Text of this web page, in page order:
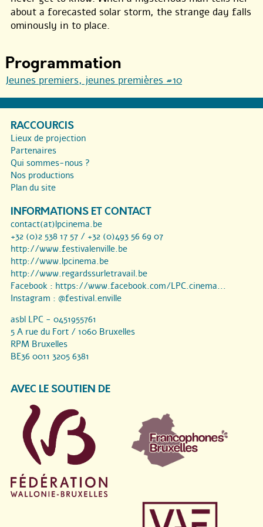
about a forecasted solar storm, the strange day falls
ominously in to place.
Programmation
Jeunes premiers, jeunes premières #10
RACCOURCIS
Lieux de projection
Partenaires
Qui sommes-nous ?
Nos productions
Plan du site
INFORMATIONS ET CONTACT
contact(at)lpcinema.be
+32 (0)2 538 17 57 / +32 (0)493 56 69 07
http://www.festivalenville.be
http://www.lpcinema.be
http://www.regardssurletravail.be
Facebook : https://www.facebook.com/LPC.cinema...
Instagram : @festival.enville
asbl LPC - 0451955761
5 A rue du Fort / 1060 Bruxelles
RPM Bruxelles
BE36 0011 3205 6381
AVEC LE SOUTIEN DE